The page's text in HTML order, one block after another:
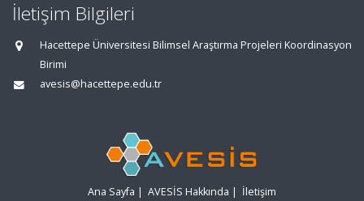
İletişim Bilgileri
Hacettepe Üniversitesi Bilimsel Araştırma Projeleri Koordinasyon
Birimi
avesis@hacettepe.edu.tr
Ana Sayfa | AVESİS Hakkında | İletişim